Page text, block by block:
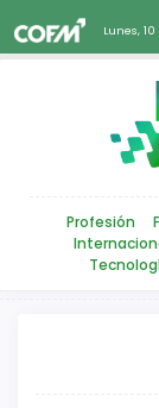
Lunes,
Profesión